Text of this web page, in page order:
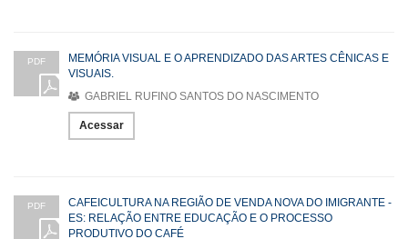
PDF
MEMÓRIA VISUAL E O APRENDIZADO DAS ARTES CÊNICAS E
VISUAIS.
GABRIEL RUFINO SANTOS DO NASCIMENTO
Acessar
PDF
CAFEICULTURA NA REGIÃO DE VENDA NOVA DO IMIGRANTE -
ES: RELAÇÃO ENTRE EDUCAÇÃO E O PROCESSO
PRODUTIVO DO CAFÉ